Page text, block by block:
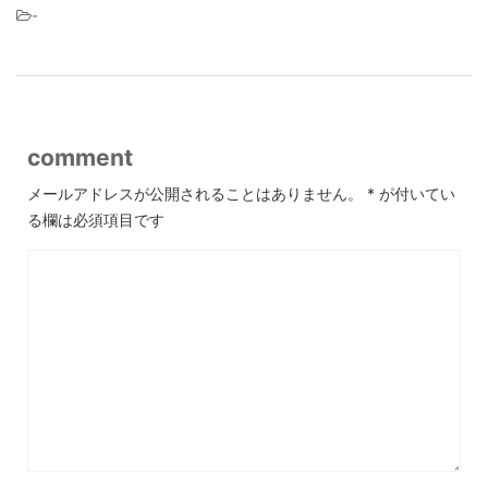
-
comment
メールアドレスが公開されることはありません。 * が付いてい
る欄は必須項目です